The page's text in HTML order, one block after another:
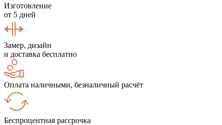
Изготовление
от 5 дней
Замер, дизайн
и доставка бесплатно
Оплата наличными, безналичный расчёт
Беспроцентная рассрочка